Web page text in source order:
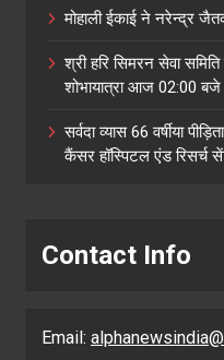
मोहाली ईकाई ने नरेन्द्र
श्री हरि सिमरन सेवा
शोभायात्रा आज 02:00 बजे
सर्वदा व्यास 66 वर्षीया
कैंसर हॉस्पिटल एंड रिसर्च
Contact Info
Email: